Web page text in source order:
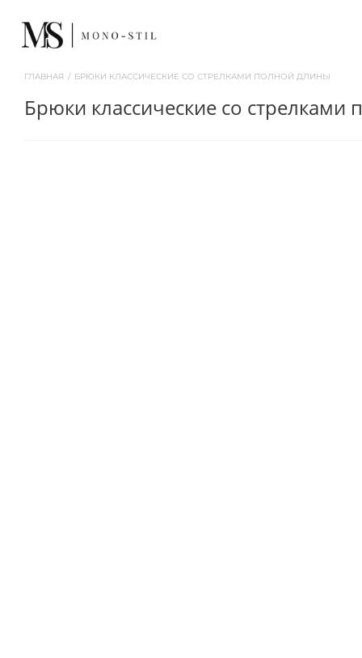
ГЛАВНАЯ / БРЮКИ КЛАССИЧЕСКИЕ СО СТРЕЛКАМИ ПОЛНОЙ ДЛИНЫ
брюки классические со